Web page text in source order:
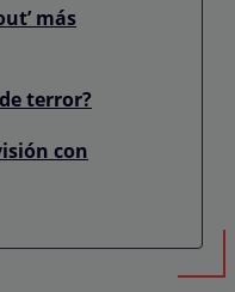
más
terror?
con